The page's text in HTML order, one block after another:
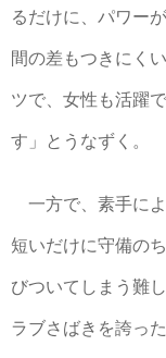
るだけに、パワー
間の差もつきにく
ツで、女性も活躍
す」とうなずく。
一方で、素手に
短いだけに守備の
びついてしまう難
ラブさばきを誇っ